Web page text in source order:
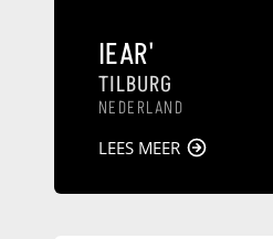
IEAR'
TILBURG
NEDERLAND
LEES MEER